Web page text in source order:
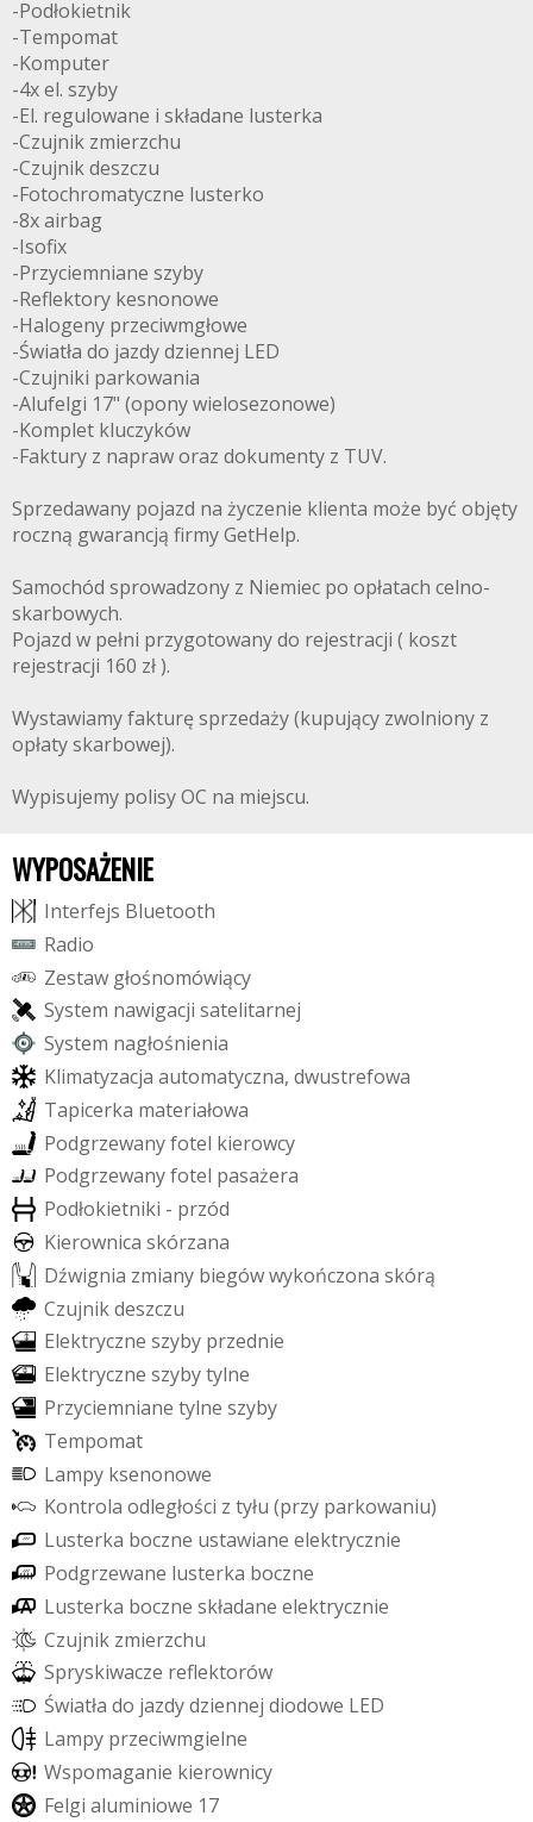
-Podłokietnik
-Tempomat
-Komputer
-4x el. szyby
-El. regulowane i składane lusterka
-Czujnik zmierzchu
-Czujnik deszczu
-Fotochromatyczne lusterko
-8x airbag
-Isofix
-Przyciemniane szyby
-Reflektory kesnonowe
-Halogeny przeciwmgłowe
-Światła do jazdy dziennej LED
-Czujniki parkowania
-Alufelgi 17" (opony wielosezonowe)
-Komplet kluczyków
-Faktury z napraw oraz dokumenty z TUV.
Sprzedawany pojazd na życzenie klienta może być objęty
roczną gwarancją firmy GetHelp.
Samochód sprowadzony z Niemiec po opłatach celno-
skarbowych.
Pojazd w pełni przygotowany do rejestracji ( koszt
rejestracji 160 zł ).
Wystawiamy fakturę sprzedaży (kupujący zwolniony z
opłaty skarbowej).
Wypisujemy polisy OC na miejscu.
WYPOSAŻENIE
Interfejs Bluetooth
Radio
Zestaw głośnomówiący
System nawigacji satelitarnej
System nagłośnienia
Klimatyzacja automatyczna, dwustrefowa
Tapicerka materiałowa
Podgrzewanyfotel kierowcy
Podgrzewanyfotel pasażera
Podłokietniki - przód
Kierownica skórzana
Dźwignia zmiany biegówwykończona skórą
Czujnikdeszczu
Elektryczne szyby przednie
Elektryczne szybytylne
Przyciemniane tylne szyby
Tempomat
Lampy ksenonowe
Kontrola odległości z tyłu (przy parkowaniu)
Lusterka boczne ustawiane elektrycznie
Podgrzewane lusterka boczne
Lusterka boczne składane elektrycznie
Czujnik zmierzchu
Spryskiwacze refektorów
Światła do jazdydziennej diodowe LED
Lampy przeciwmgielne
Wspomaganie kierownicy
Felgi aluminiowe 17